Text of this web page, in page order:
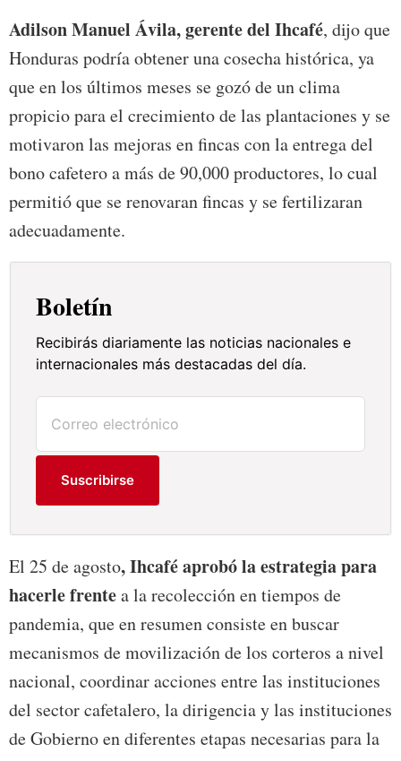
Adilson Manuel Ávila, gerente del Ihcafé, dijo que
Honduras podría obtener una cosecha histórica, ya
que en los últimos meses se gozó de un clima
propicio para el crecimiento de las plantaciones y se
motivaron las mejoras en fincas con la entrega del
bono cafetero a más de 90,000 productores, lo cual
permitió que se renovaran fincas y se fertilizaran
adecuadamente.
Boletín
Recibirás diariamente las noticias nacionales e
internacionales más destacadas del día.
Suscribirse
El 25 de agosto, Ihcafé aprobó la estrategia para
hacerle frentea la recolección en tiempos de
pandemia, que en resumen consiste en buscar
mecanismos de movilización de los corteros a nivel
nacional, coordinar acciones entre las instituciones
del sector cafetalero, la dirigencia y las instituciones
de Gobierno en diferentes etapas necesarias para la